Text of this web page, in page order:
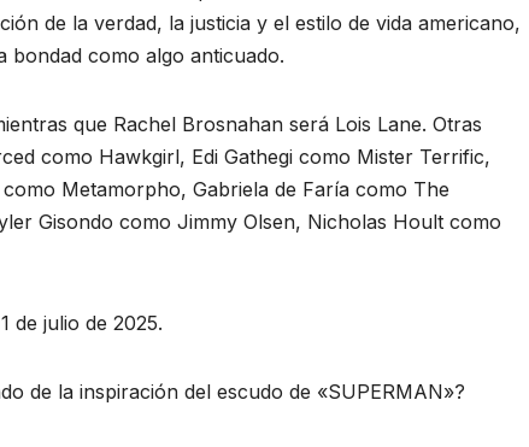
de la verdad, la justicia y el estilo de vida americano,
bondad como algo anticuado.
que Rachel Brosnahan será Lois Lane. Otras
como Hawkgirl, Edi Gathegi como Mister Terrific,
Metamorpho, Gabriela de Faría como The
Gisondo como Jimmy Olsen, Nicholas Hoult como
de julio de 2025.
de la inspiración del escudo de «SUPERMAN»?